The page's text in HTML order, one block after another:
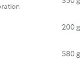
200 g
580 g